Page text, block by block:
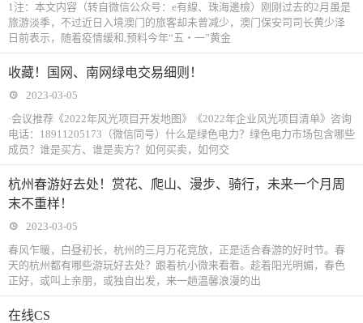
1注：本文内容（转自微信公众号：e有線、珠海邊檢）刚刚过去的2月虽是
旅游淡季，不过近日入境澳门的旅客却未曾减少，澳门保安司司长黄少泽
日前表示，随着疫情缓和,预料今年“五‧一”黄金
收藏！国网、南网绿电交易细则！
2023-03-05
·会议推荐《2022年风光项目开发地图》《2022年企业风光项目清单》咨询
电话：18911205173（微信同号）什么是绿色电力？绿色电力市场包含哪些
成员？谁是买方、谁是卖方？如何买卖，如何交
杭州春游好去处！赏花、爬山、漫步、骑行，未来一个月周
末不重样！
2023-03-05
春风乍暖，白昼初长，杭州的三月万花竞放，正是适合春游的好时节。春
天的杭州都有哪些游玩好去处？跟着杭小微来看看。趁着阳光明媚，春色
正好，或叫上亲朋，或独自出发，来一趟温馨浪漫的出
在线CS